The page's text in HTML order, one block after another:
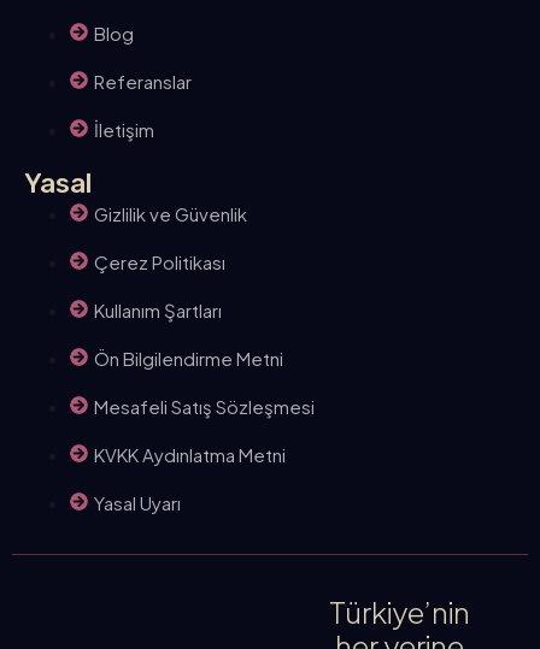
Blog
Referanslar
İletişim
Yasal
Gizlilik ve Güvenlik
Çerez Politikası
Kullanım Şartları
Ön Bilgilendirme Metni
Mesafeli Satış Sözleşmesi
KVKK Aydınlatma Metni
Yasal Uyarı
Türkiye’nin